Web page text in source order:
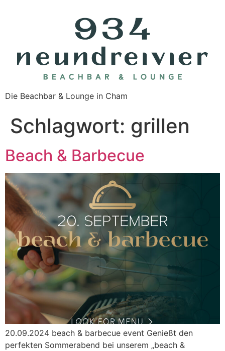
Die Beachbar & Lounge in Cham
Schlagwort: grillen
Beach & Barbecue
20.09.2024 beach & barbecue event Genießt den
perfekten Sommerabend bei unserem „beach &